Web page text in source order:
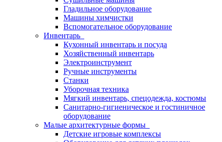
Гладильное оборудование
Машины химчистки
Вспомогательное оборудование
Инвентарь
Кухонный инвентарь и посуда
Хозяйственный инвентарь
Электроинструмент
Ручные инструменты
Станки
Уборочная техника
Мягкий инвентарь, спецодежда, костюмы
Санитарно-гигиеническое и гостиничное
оборудование
Малые архитектурные формы
Детские игровые комплексы